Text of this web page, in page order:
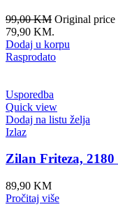
99,00KM Original
79,90 KM.
Dodaj u korpu
Rasprodato
Usporedba
Quick view
Dodaj na listu želja
Izlaz
Zilan Friteza,
89,90 KM
Pročitaj više